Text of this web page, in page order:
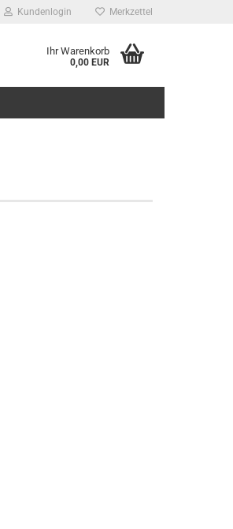
Kundenlogin Merkzettel
Ihr Warenkorb
0,00 EUR